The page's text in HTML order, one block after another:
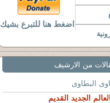
اضغط هنا للتبرع بشيك
من الارشيف
البطاوى
الجديد القديم